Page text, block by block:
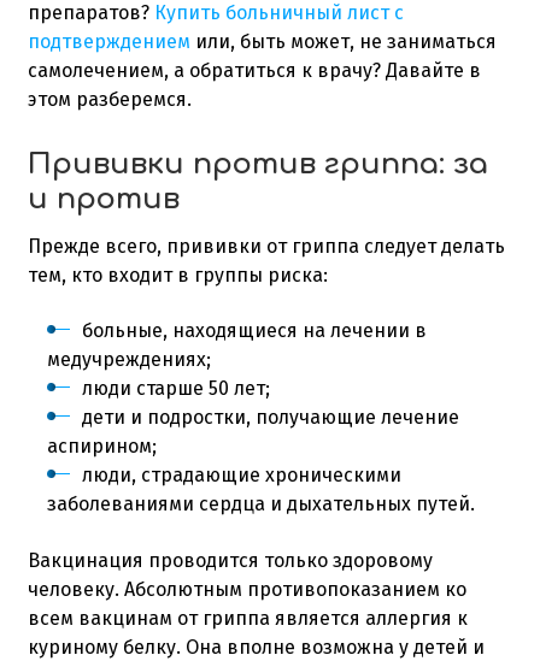
препаратов? Купить больничный лист с
подтверждением или, быть может, не заниматься
самолечением, а обратиться к врачу? Давайте в
этом разберемся.
Прививки против гриппа: за
и против
Прежде всего, прививки от гриппа следует делать
тем, кто входит в группы риска:
больные, находящиеся на лечении в
медучреждениях;
люди старше 50 лет;
дети и подростки, получающие лечение
аспирином;
люди, страдающие хроническими
заболеваниями сердца и дыхательных путей.
Вакцинация проводится только здоровому
человеку. Абсолютным противопоказанием ко
всем вакцинам от гриппа является аллергия к
куриному белку. Она вполне возможна у детей и